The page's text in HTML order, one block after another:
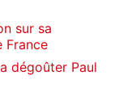
sur sa
France
dégoûter Paul